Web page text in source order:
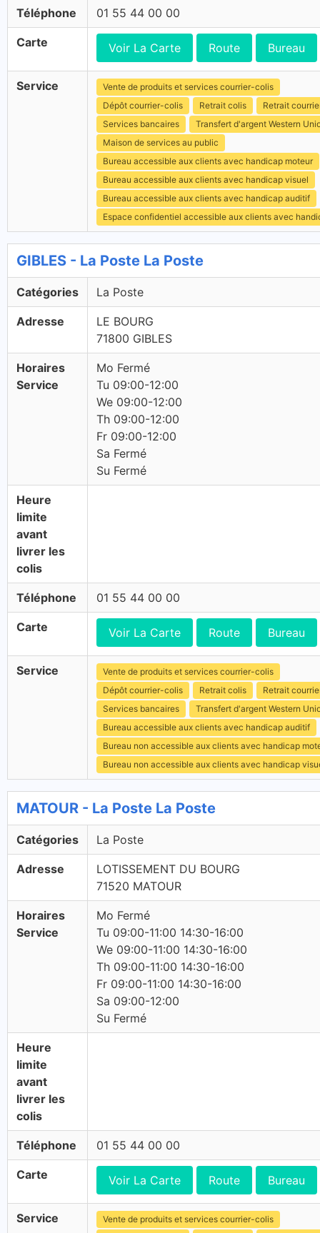
Téléphone 01 55 44 00 00
Carte Voir La Carte Route Bureau
Service
Vente de produits et services courrier-colis
Dépôt courrier-colis
Retrait colis
Retrait
Services bancaires
Transfert d'argent Western
Maison de services au public
Bureau accessible aux clients avec handicap moteur
Bureau accessible aux clients avec handicap visuel
Bureau accessible aux clients avec handicap auditif
Espace confidentiel accessible aux clients avec
GIBLES - La Poste La Poste
Catégories La Poste
Adresse
LE BOURG
71800 GIBLES
Horaires
Service
Mo Fermé
Tu 09:00-12:00
We 09:00-12:00
Th 09:00-12:00
Fr 09:00-12:00
Sa Fermé
Su Fermé
Heure
limite
avant
livrer les
colis
Téléphone 01 55 44 00 00
Carte Voir La Carte Route Bureau
Service
Vente de produits et services courrier-colis
Dépôt courrier-colis
Retrait colis
Retrait
Services bancaires
Transfert d'argent Western
Bureau accessible aux clients avec handicap auditif
Bureau non accessible aux clients avec handicap
Bureau non accessible aux clients avec handicap
MATOUR - La Poste La Poste
Catégories La Poste
Adresse
LOTISSEMENT DU BOURG
71520 MATOUR
Horaires
Service
Mo Fermé
Tu 09:00-11:00 14:30-16:00
We 09:00-11:00 14:30-16:00
Th 09:00-11:00 14:30-16:00
Fr 09:00-11:00 14:30-16:00
Sa 09:00-12:00
Su Fermé
Heure
limite
avant
livrer les
colis
Téléphone 01 55 44 00 00
Carte Voir La Carte Route Bureau
Service
Vente de produits et services courrier-colis